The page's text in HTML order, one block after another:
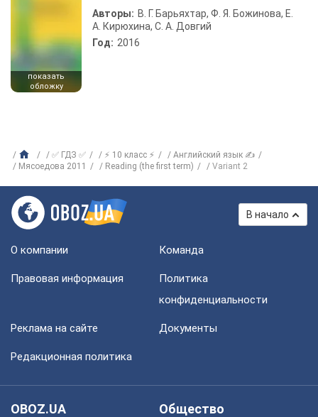
показать
обложку
Авторы: В. Г. Барьяхтар, Ф. Я. Божинова, Е.
А. Кирюхина, С. А. Довгий
Год: 2016
✅ ГДЗ ✅ ⚡ 10 класс ⚡
Английский язык ✍
Мясоедова 2011
Reading (the first term) Variant 2
В начало
О компании Команда
Правовая информация
Политика
конфиденциальности
Реклама на сайте Документы
Редакционная политика
OBOZ.UA
Общество